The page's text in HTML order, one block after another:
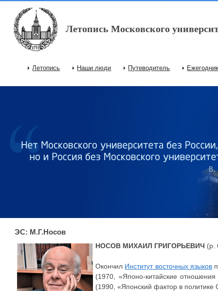
Перейти к основному содержанию
Летопись Московского
Главное меню
Летопись Наши люди Путеводитель
ЭС: М.Г.Носов
НОСОВ МИХАИЛ ГРИГОРЬЕВИЧ (р.
Окончил Институт восточных языков
(1970, «Японо-китайские отношения
(1990, «Японский фактор в